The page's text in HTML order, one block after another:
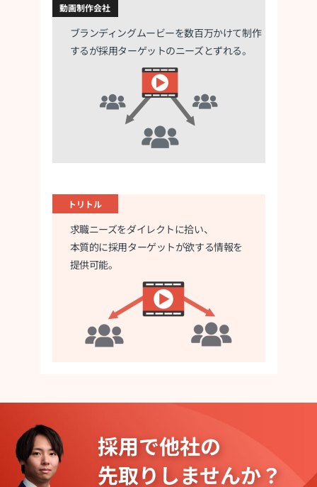
動画制作会社
ブランディングムービーを数百万かけて制作
するが採用ターゲットのニーズとずれる。
トリトル
求職ニーズをダイレクトに拾い、
本質的に採用ターゲットが欲する情報を
提供可能。
採用で他社の
先取りしませんか？